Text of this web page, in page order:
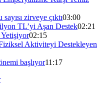
zirveye çıktı03:00
TL’yi Aşan Destek02:21
Yetişiyor02:15
Aktiviteyi Destekleyen
başlıyor11:17